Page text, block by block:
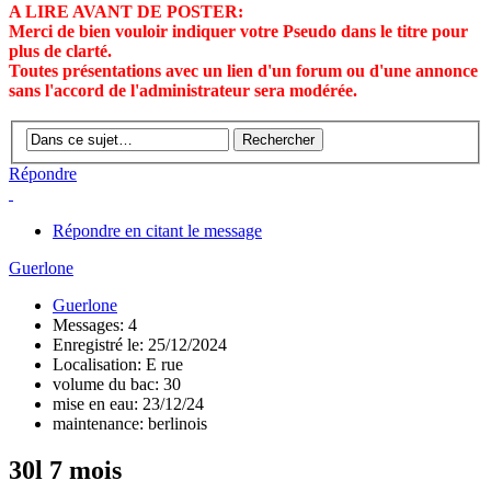
A LIRE AVANT DE POSTER:
Merci de bien vouloir indiquer votre Pseudo dans le titre pour
plus de clarté.
Toutes présentations avec un lien d'un forum ou d'une annonce
sans l'accord de l'administrateur sera modérée.
Répondre
Répondre en citant le message
Guerlone
Guerlone
Messages: 4
Enregistré le: 25/12/2024
Localisation: E rue
volume du bac: 30
mise en eau: 23/12/24
maintenance: berlinois
30l 7 mois